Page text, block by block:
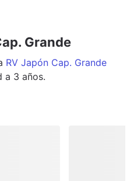
Grande
RV Japón Cap. Grande
a 3 años.